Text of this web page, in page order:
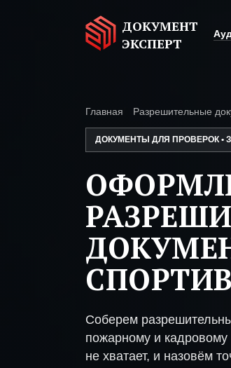
ДОКУМЕНТ
ЭКСПЕРТ
Главная Разрешительные
ДОКУМЕНТЫ ДЛЯ ПРОВЕРОК •
Соберем
пожарному и кадровому
не хватает, и назовём